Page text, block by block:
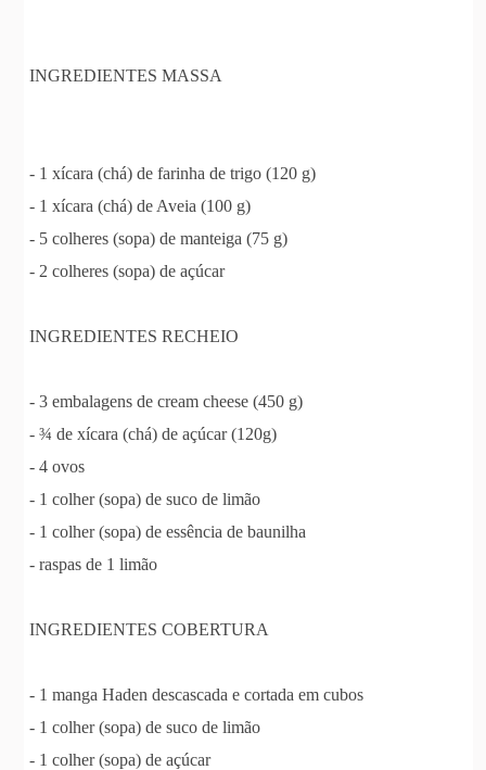
INGREDIENTES MASSA
- 1 xícara (chá) de farinha de trigo (120 g)
- 1 xícara (chá) de Aveia (100 g)
- 5 colheres (sopa) de manteiga (75 g)
- 2 colheres (sopa) de açúcar
INGREDIENTES RECHEIO
- 3 embalagens de cream cheese (450 g)
- ¾ de xícara (chá) de açúcar (120g)
- 4 ovos
- 1 colher (sopa) de suco de limão
- 1 colher (sopa) de essência de baunilha
- raspas de 1 limão
INGREDIENTES COBERTURA
- 1 manga Haden descascada e cortada em cubos
- 1 colher (sopa) de suco de limão
- 1 colher (sopa) de açúcar